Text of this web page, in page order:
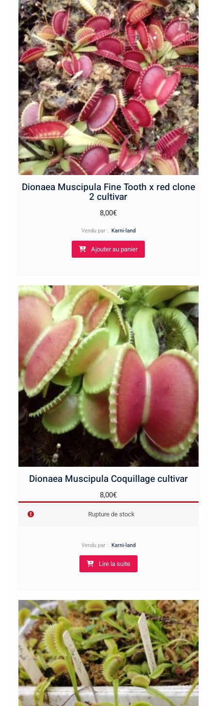
Dionaea Muscipula Fine Tooth x red clone
2 cultivar
8,00€
Vendu par : Karni-land
Ajouter au panier
Dionaea Muscipula Coquillage cultivar
8,00€
Rupture de stock
Vendu par : Karni-land
Lire la suite